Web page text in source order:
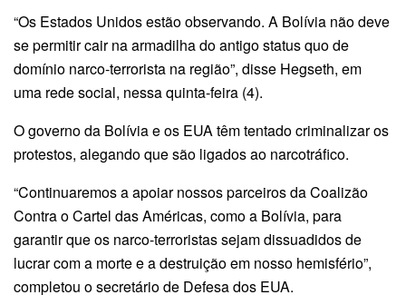
“Os Estados Unidos estão observando. A Bolívia não deve
se permitir cair na armadilha do antigo status quo de
domínio narco-terrorista na região”, disse Hegseth, em
uma rede social, nessa quinta-feira (4).
O governo da Bolívia e os EUA têm tentado criminalizar os
protestos, alegando que são ligados ao narcotráfico.
“Continuaremos a apoiar nossos parceiros da Coalizão
Contra o Cartel das Américas, como a Bolívia, para
garantir que os narco-terroristas sejam dissuadidos de
lucrar com a morte e a destruição em nosso hemisfério”,
completou o secretário de Defesa dos EUA.